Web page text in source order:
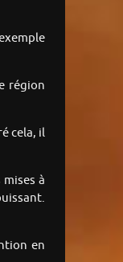
région
cela, il
à
en